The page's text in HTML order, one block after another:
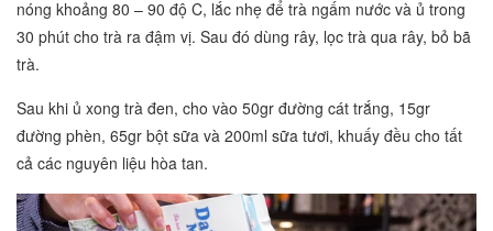
nóng khoảng 80 – 90 độ C, lắc nhẹ để trà ngấm nước và ủ trong
30 phút cho trà ra đậm vị. Sau đó dùng rây, lọc trà qua rây, bỏ bã
trà.
Sau khi ủ xong trà đen, cho vào 50gr đường cát trắng, 15gr
đường phèn, 65gr bột sữa và 200ml sữa tươi, khuấy đều cho tất
cả các nguyên liệu hòa tan.